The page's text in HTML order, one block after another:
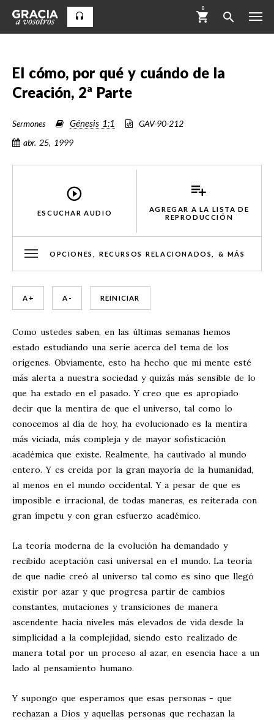
0
El cómo, por qué y cuándo de la
Creación, 2ª Parte
Sermones Génesis 1:1
GAV-90-212
abr. 25, 1999
ESCUCHAR AUDIO
AGREGAR A LA LISTA DE
REPRODUCCIÓN
OPCIONES, RECURSOS RELACIONADOS, & MÁS
A + A - REINICIAR
Como ustedes saben, en las últimas semanas hemos
estado estudiando una serie acerca del tema de los
orígenes. Obviamente, esto ha hecho que mi mente esté
más alerta a nuestra sociedad y quizás más sensible de lo
que ha estado en el pasado. Y creo que es apropiado
decir que la mentira de que el universo, tal como lo
conocemos al día de hoy, ha evolucionado es la mentira
más viciada, más compleja y de mayor sofisticación
académica que existe. Realmente, ha cautivado al mundo
entero. Y es creída por la gran mayoría de la humanidad,
al menos en el mundo occidental. Y a pesar de que es
imposible e irracional, de todas maneras, es reiterada con
gran ímpetu y con gran esfuerzo académico.
La teoría moderna de la evolución ha demandado y
recibido aceptación casi universal en el mundo. La teoría
de que nadie creó al universo tal como es sino que llegó
existir por azar y que progresa partir de cambios
constantes, mutaciones y transiciones de manera
ascendente hacia niveles más elevados de vida desde la
simplicidad a la complejidad, siendo esto realizado de
manera total por un proceso al azar, en esencia hace a un
lado al pensamiento humano.
Y supongo que esperamos que esas personas - que
rechazan a Dios y aquellas personas que rechazan la